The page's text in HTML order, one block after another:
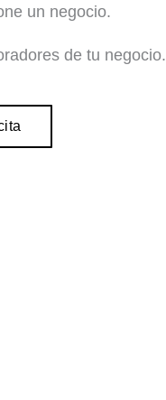
un negocio.
de tu negocio.